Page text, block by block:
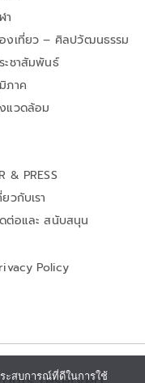
า
งเที่ยว – ศิลปวัฒนธรรม
ะชาสัมพันธ์
ภาค
แวดล้อม
& PRESS
ยวกับเรา
ต่อและ สนับสนุน
Policy
ะสบการณ์ที่ดีในการใช้